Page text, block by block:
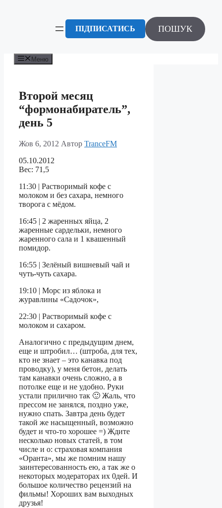
ПІДПИСАТИСЬ ПОШУК
Меню
Второй месяц
“формонабиратель”,
день 5
Жов 6, 2012 Автор TranceFM
05.10.2012
Вес: 71,5
11:30 | Растворимый кофе c
молоком и без сахара, немного
творога с мёдом.
16:45 | 2 жаренных яйца, 2
жаренные сардельки, немного
жаренного сала и 1 квашенный
помидор.
16:55 | Зелёный вишневый чай и
чуть-чуть сахара.
19:10 | Морс из яблока и
журавлины «Садочок»,
22:30 | Растворимый кофе с
молоком и сахаром.
Аналогично с предыдущим днем,
еще и штробил… (штроба, для тех,
кто не знает – это канавка под
проводку), у меня бетон, делать
там канавки очень сложно, а в
потолке еще и не удобно. Руки
устали прилично так 🙂 Жаль, что
прессом не занялся, поздно уже,
нужно спать. Завтра день будет
такой же насыщенный, возможно
будет и что-то хорошее =) Ждите
несколько новых статей, в том
числе и о: страховая компания
«Оранта», мы же помним нашу
заинтересованность ею, а так же о
некоторых модераторах их 0дей. И
большое количество рецензий на
фильмы! Хороших вам выходных
друзья!